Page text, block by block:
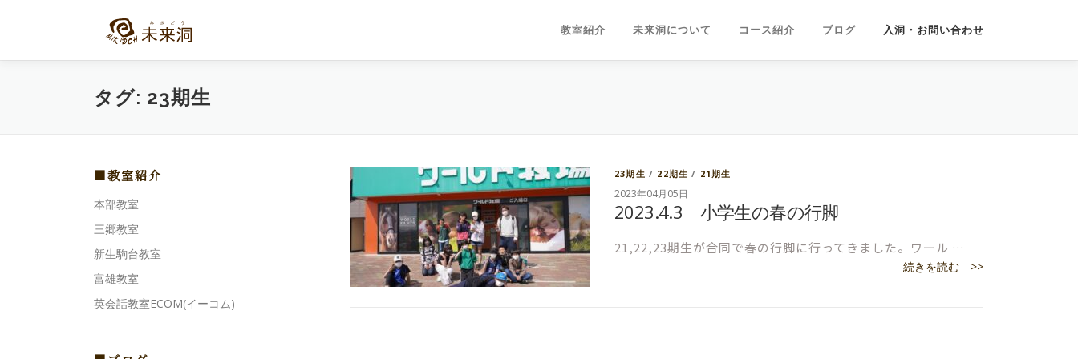
ン
教室紹介 未来洞について コース紹介 ブログ 入洞・お問い合わせ
タグ: 23期生
23期生 / 22期生 / 21期生
2023年04月05日
2023.4.3 小学生の春の行脚
21,22,23期生が合同で春の行脚に行ってきました。ワール …
続きを読む >>
■教室紹介
本部教室
三郷教室
新生駒台教室
富雄教室
英会話教室ECOM(イーコム)